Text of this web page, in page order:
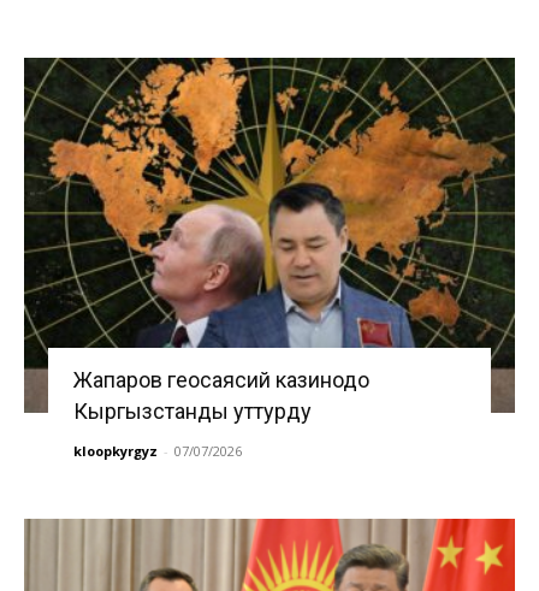
Жапаров геосаясий казинодо
Кыргызстанды уттурду
kloopkyrgyz - 07/07/2026